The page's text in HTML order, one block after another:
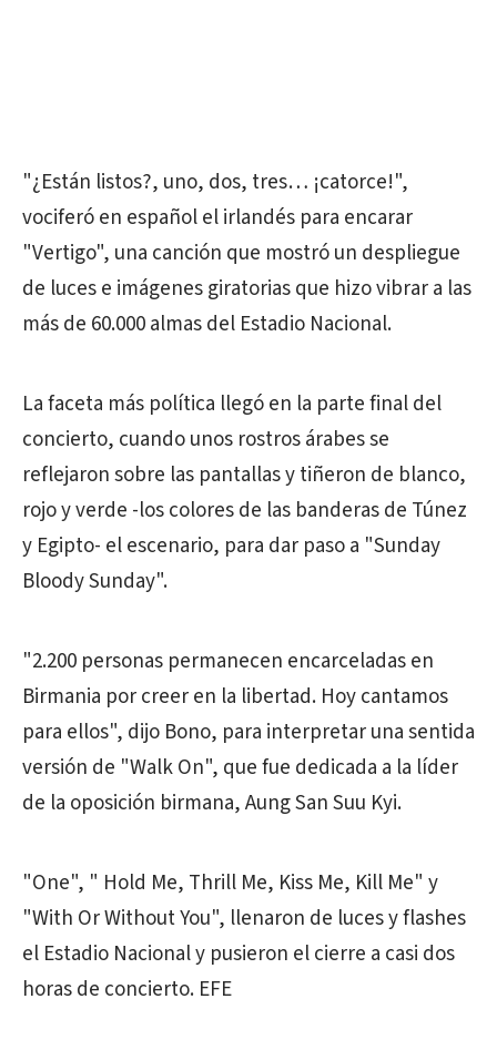
"¿Están listos?, uno, dos, tres… ¡catorce!",
vociferó en español el irlandés para encarar
"Vertigo", una canción que mostró un despliegue
de luces e imágenes giratorias que hizo vibrar a las
más de 60.000 almas del Estadio Nacional.
La faceta más política llegó en la parte final del
concierto, cuando unos rostros árabes se
reflejaron sobre las pantallas y tiñeron de blanco,
rojo y verde -los colores de las banderas de Túnez
y Egipto- el escenario, para dar paso a "Sunday
Bloody Sunday".
"2.200 personas permanecen encarceladas en
Birmania por creer en la libertad. Hoy cantamos
para ellos", dijo Bono, para interpretar una sentida
versión de "Walk On", que fue dedicada a la líder
de la oposición birmana, Aung San Suu Kyi.
"One", " Hold Me, Thrill Me, Kiss Me, Kill Me" y
"With Or Without You", llenaron de luces y flashes
el Estadio Nacional y pusieron el cierre a casi dos
horas de concierto. EFE